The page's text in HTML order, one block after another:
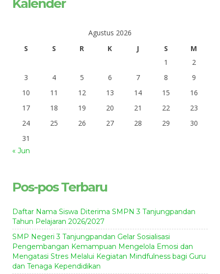
Kalender
Agustus 2026
S
S R K J S
M
1
2
3
4 5 6 7 8
9
10
11 12 13 14 15
16
17
18 19 20 21 22
23
24
25 26 27 28 29
30
31
« Jun
Pos-pos Terbaru
Daftar Nama Siswa Diterima SMPN 3 Tanjungpandan
Tahun Pelajaran 2026/2027
SMP Negeri 3 Tanjungpandan Gelar Sosialisasi
Pengembangan Kemampuan Mengelola Emosi dan
Mengatasi Stres Melalui Kegiatan Mindfulness bagi Guru
dan Tenaga Kependidikan